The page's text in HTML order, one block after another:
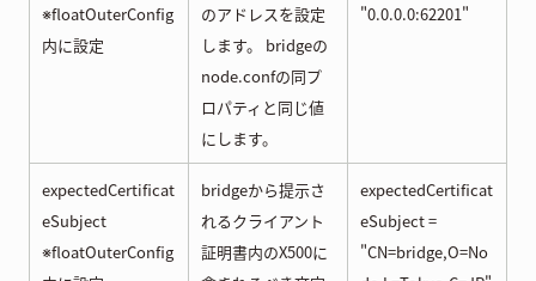
※floatOuterConfig
内に設定
のアドレスを設定
します。 bridgeの
node.confの同プ
ロパティと同じ値
にします。
"0.0.0.0:62201"
expectedCertificat
eSubject
※floatOuterConfig
bridgeから提示さ
れるクライアント
証明書内のX500に
expectedCertificat
eSubject =
"CN=bridge,O=No